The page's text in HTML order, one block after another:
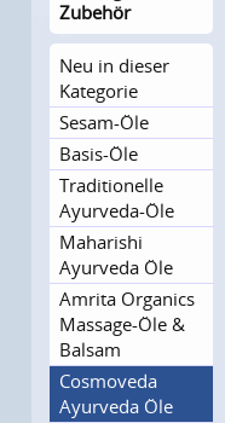
Zubehör
Neu in dieser
Kategorie
Sesam-Öle
Basis-Öle
Traditionel­le
Ayurveda-Öle
Maharishi
Ayurveda Öle
Amrita Organics
Massage-Öle &
Balsam
Cosmoveda
Ayurveda Öle